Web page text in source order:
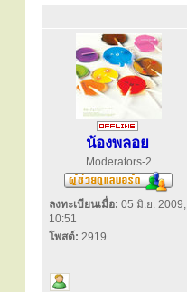
น้องพลอย
Moderators-2
ลงทะเบียนเมื่อ: 05 มิ.ย. 2009,
10:51
โพสต์: 2919